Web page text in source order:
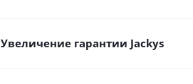
Увеличение гарантии Jackys